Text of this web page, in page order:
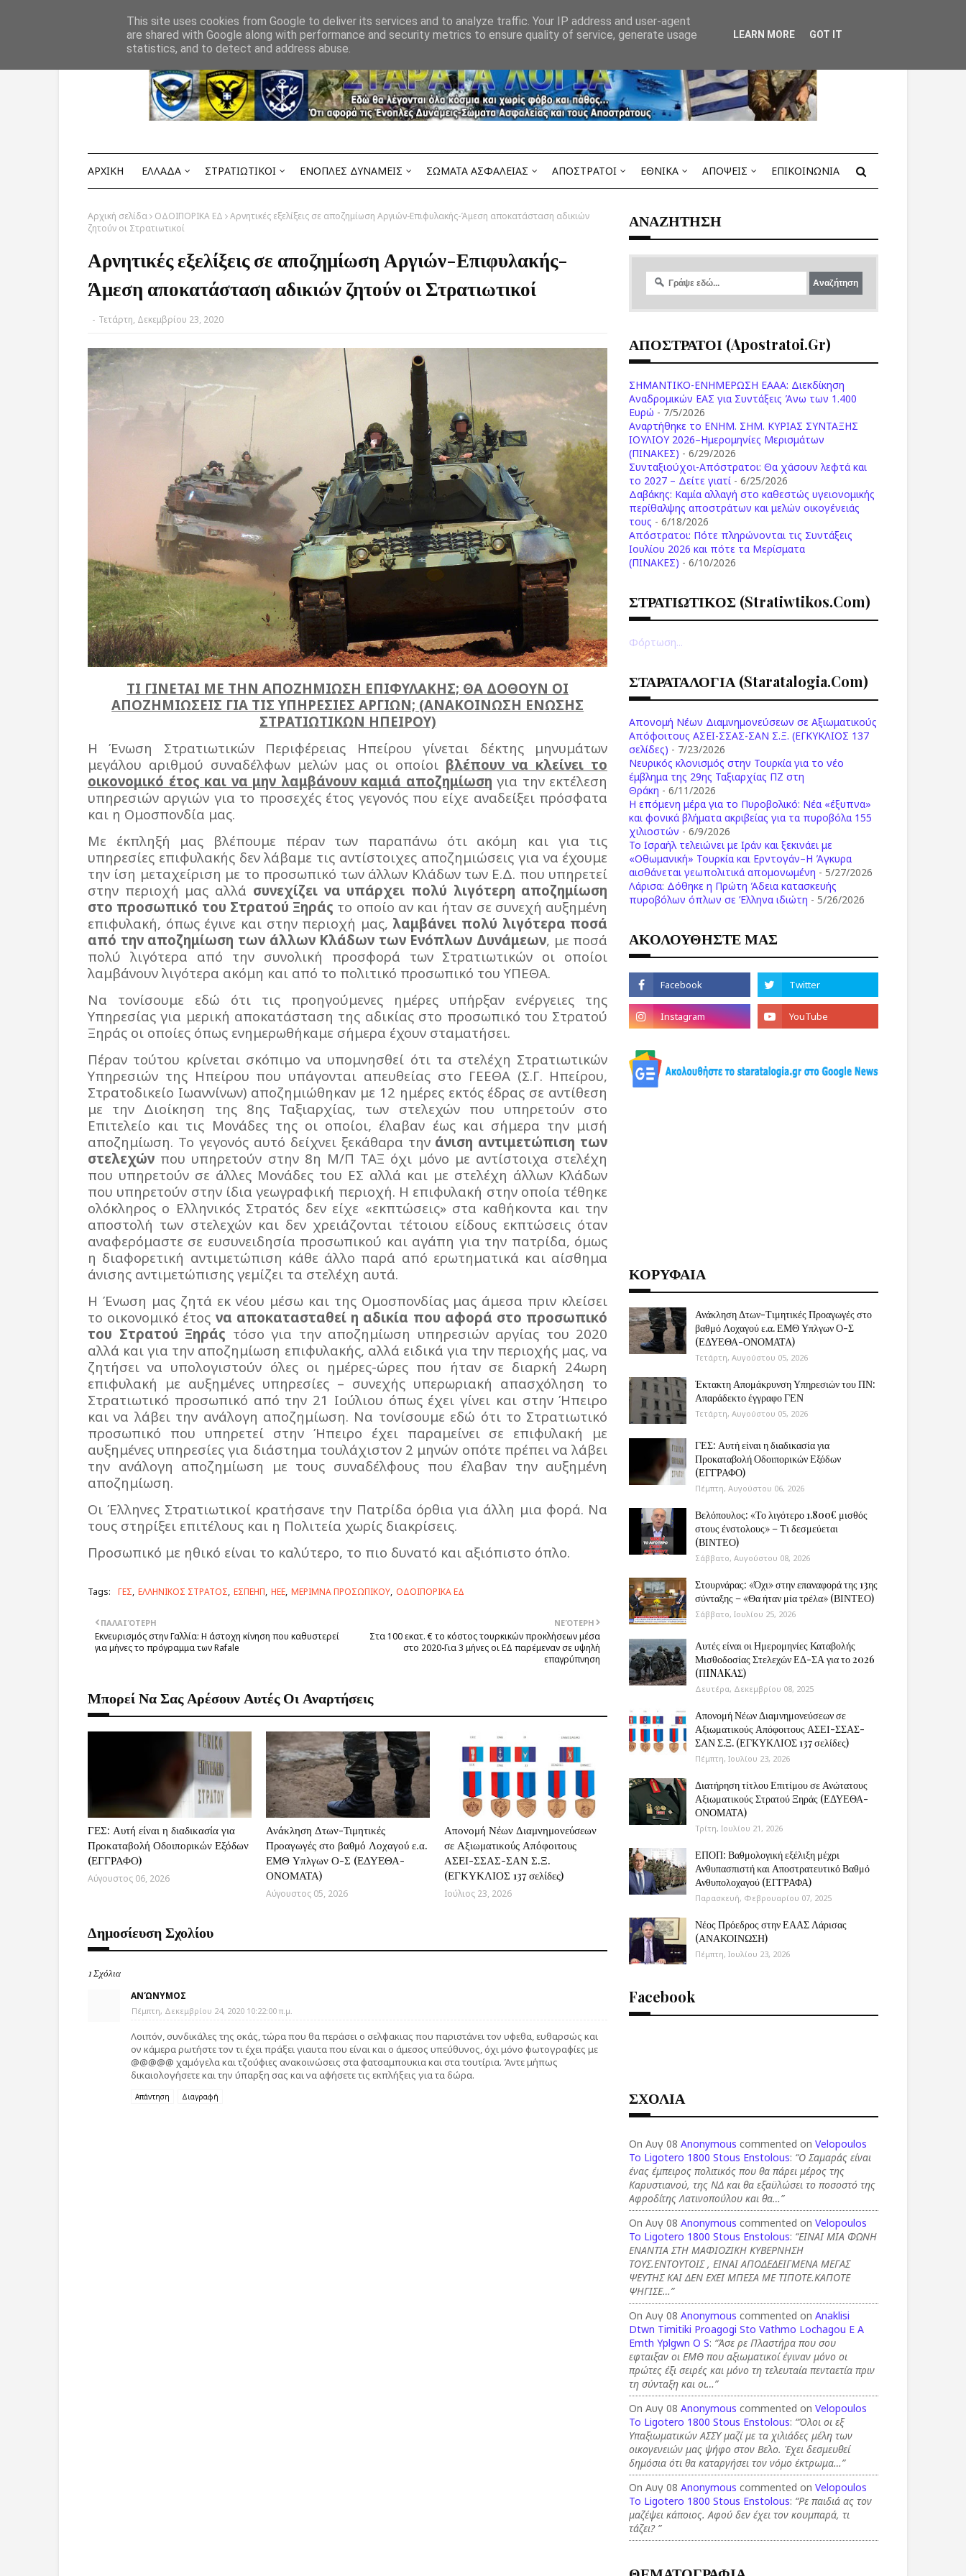
ΑΡΧΙΚΗ ΕΛΛΑΔΑ ΣΤΡΑΤΙΩΤΙΚΟΙ ΕΝΟΠΛΕΣ ΔΥΝΑΜΕΙΣ ΣΩΜΑΤΑ ΑΣΦΑΛΕΙΑΣ ΑΠΟΣΤΡΑΤΟΙ ΕΘΝΙΚΑ ΑΠΟΨΕΙΣ ΕΠΙΚΟΙΝΩΝΙΑ
Αρχική σελίδα ΟΔΟΙΠΟΡΙΚΑ ΕΔ
Αρνητικές εξελίξεις σε αποζημίωση Αργιών-Επιφυλακής-Άμεση αποκατάσταση αδικιών
ζητούν οι Στρατιωτικοί
Αρνητικές εξελίξεις σε αποζημίωση Αργιών-Επιφυλακής-
Άμεση αποκατάσταση αδικιών ζητούν οι Στρατιωτικοί
- Τετάρτη, Δεκεμβρίου 23, 2020
ΤΙ ΓΙΝΕΤΑΙ ΜΕ ΤΗΝ ΑΠΟΖΗΜΙΩΣΗ ΕΠΙΦΥΛΑΚΗΣ; ΘΑ ΔΟΘΟΥΝ ΟΙ
ΑΠΟΖΗΜΙΩΣΕΙΣ ΓΙΑ ΤΙΣ ΥΠΗΡΕΣΙΕΣ ΑΡΓΙΩΝ; (ΑΝΑΚΟΙΝΩΣΗ ΕΝΩΣΗΣ
ΣΤΡΑΤΙΩΤΙΚΩΝ ΗΠΕΙΡΟΥ)
Η Ένωση Στρατιωτικών Περιφέρειας Ηπείρου γίνεται δέκτης μηνυμάτων
μεγάλου αριθμού συναδέλφων μελών μας οι οποίοι βλέπουν να κλείνει το
οικονομικό έτος και να μην λαμβάνουν καμιά αποζημίωση για την εκτέλεση
υπηρεσιών αργιών για το προσεχές έτος γεγονός που είχε αναδείξει πρόσφατα
και η Ομοσπονδία μας.
Με έκπληξή μας βλέπουμε πέραν των παραπάνω ότι ακόμη και για τις
υπηρεσίες επιφυλακής δεν λάβαμε τις αντίστοιχες αποζημιώσεις για να έχουμε
την ίση μεταχείριση με το προσωπικό των άλλων Κλάδων των Ε.Δ. που υπηρετεί
στην περιοχή μας αλλά συνεχίζει να υπάρχει πολύ λιγότερη αποζημίωση
στο προσωπικό του Στρατού Ξηράς το οποίο αν και ήταν σε συνεχή αυξημένη
επιφυλακή, όπως έγινε και στην περιοχή μας, λαμβάνει πολύ λιγότερα ποσά
από την αποζημίωση των άλλων Κλάδων των Ενόπλων Δυνάμεων, με ποσά
πολύ λιγότερα από την συνολική προσφορά των Στρατιωτικών οι οποίοι
λαμβάνουν λιγότερα ακόμη και από το πολιτικό προσωπικό του ΥΠΕΘΑ.
Να τονίσουμε εδώ ότι τις προηγούμενες ημέρες υπήρξαν ενέργειες της
Υπηρεσίας για μερική αποκατάσταση της αδικίας στο προσωπικό του Στρατού
Ξηράς οι οποίες όπως ενημερωθήκαμε σήμερα έχουν σταματήσει.
Πέραν τούτου κρίνεται σκόπιμο να υπομνησθεί ότι τα στελέχη Στρατιωτικών
Υπηρεσιών της Ηπείρου που υπάγονται απευθείας στο ΓΕΕΘΑ (Σ.Γ. Ηπείρου,
Στρατοδικείο Ιωαννίνων) αποζημιώθηκαν με 12 ημέρες εκτός έδρας σε αντίθεση
με την Διοίκηση της 8ης Ταξιαρχίας, των στελεχών που υπηρετούν στο
Επιτελείο και τις Μονάδες της οι οποίοι, έλαβαν έως και σήμερα την μισή
αποζημίωση. Το γεγονός αυτό δείχνει ξεκάθαρα την άνιση αντιμετώπιση των
στελεχών που υπηρετούν στην 8η Μ/Π ΤΑΞ όχι μόνο με αντίστοιχα στελέχη
που υπηρετούν σε άλλες Μονάδες του ΕΣ αλλά και με στελέχη άλλων Κλάδων
που υπηρετούν στην ίδια γεωγραφική περιοχή. Η επιφυλακή στην οποία τέθηκε
ολόκληρος ο Ελληνικός Στρατός δεν είχε «εκπτώσεις» στα καθήκοντα και την
αποστολή των στελεχών και δεν χρειάζονται τέτοιου είδους εκπτώσεις όταν
αναφερόμαστε σε ευσυνειδησία προσωπικού και αγάπη για την πατρίδα, όμως
η διαφορετική αντιμετώπιση κάθε άλλο παρά από ερωτηματικά και αίσθημα
άνισης αντιμετώπισης γεμίζει τα στελέχη αυτά.
H Ένωση μας ζητά εκ νέου μέσω και της Ομοσπονδίας μας άμεσα πριν κλείσει
το οικονομικό έτος να αποκατασταθεί η αδικία που αφορά στο προσωπικό
του Στρατού Ξηράς τόσο για την αποζημίωση υπηρεσιών αργίας του 2020
αλλά και για την αποζημίωση επιφυλακής, αλλά ειδικά για την περιοχής μας, να
ζητήσει να υπολογιστούν όλες οι ημέρες-ώρες που ήταν σε διαρκή 24ωρη
επιφυλακή με αυξημένες υπηρεσίες – συνεχής υπερωριακή απασχόληση το
Στρατιωτικό προσωπικό από την 21 Ιούλιου όπως έχει γίνει και στην Ήπειρο
και να λάβει την ανάλογη αποζημίωση. Να τονίσουμε εδώ ότι το Στρατιωτικό
προσωπικό που υπηρετεί στην Ήπειρο έχει παραμείνει σε επιφυλακή με
αυξημένες υπηρεσίες για διάστημα τουλάχιστον 2 μηνών οπότε πρέπει να λάβει
την ανάλογη αποζημίωση με τους συναδέλφους που έλαβαν την αυξημένη
αποζημίωση.
Οι Έλληνες Στρατιωτικοί κρατήσανε την Πατρίδα όρθια για άλλη μια φορά. Να
τους στηρίξει επιτέλους και η Πολιτεία χωρίς διακρίσεις.
Προσωπικό με ηθικό είναι το καλύτερο, το πιο δυνατό και αξιόπιστο όπλο.
Tags: ΓΕΣ ΕΛΛΗΝΙΚΟΣ ΣΤΡΑΤΟΣ ΕΣΠΕΗΠ ΗΕΕ ΜΕΡΙΜΝΑ ΠΡΟΣΩΠΙΚΟΥ ΟΔΟΙΠΟΡΙΚΑ ΕΔ
ΝΕΌΤΕΡΗ
Στα 100 εκατ. € το κόστος τουρκικών προκλήσεων μέσα
στο 2020-Για 3 μήνες οι ΕΔ παρέμεναν σε υψηλή
επαγρύπνηση
ΠΑΛΑΙΌΤΕΡΗ
Εκνευρισμός στην Γαλλία: Η άστοχη κίνηση που καθυστερεί
για μήνες το πρόγραμμα των Rafale
Μπορεί Να Σας Αρέσουν Αυτές Οι Αναρτήσεις
ΓΕΣ: Αυτή είναι η διαδικασία για
Προκαταβολή Οδοιπορικών Εξόδων
(ΕΓΓΡΑΦΟ)
Αύγουστος 06, 2026
Ανάκληση Δτων-Τιμητικές
Προαγωγές στο βαθμό Λοχαγού ε.α.
ΕΜΘ Υπλγων Ο-Σ (ΕΔΥΕΘΑ-
ΟΝΟΜΑΤΑ)
Αύγουστος 05, 2026
Απονομή Νέων Διαμνημονεύσεων
σε Αξιωματικούς Απόφοιτους
ΑΣΕΙ-ΣΣΑΣ-ΣΑΝ Σ.Ξ.
(ΕΓΚΥΚΛΙΟΣ 137 σελίδες)
Ιούλιος 23, 2026
Δημοσίευση Σχολίου
1 Σχόλια
ΑΝΏΝΥΜΟΣ
Πέμπτη, Δεκεμβρίου 24, 2020 10:22:00 π.μ.
Λοιπόν, συνδικάλες της οκάς, τώρα που θα περάσει ο σελφακιας που παριστάνει τον υφεθα, ευθαρσώς και
ον κάμερα ρωτήστε τον τι έχει πράξει γιαυτα που είναι και ο άμεσος υπεύθυνος, όχι μόνο φωτογραφίες με
@@@@@ χαμόγελα και τζούφιες ανακοινώσεις στα φατσαμπουκια και στα τουτίρια. Άντε μήπως
δικαιολογήσετε και την ύπαρξη σας και να αφήσετε τις εκπλήξεις για τα δώρα.
Απάντηση Διαγραφή
ΑΝΑΖΗΤΗΣΗ
ΑΠΟΣΤΡΑΤΟΙ (apostratoi.gr)
ΣΗΜΑΝΤΙΚΟ-ΕΝΗΜΕΡΩΣΗ ΕΑΑΑ: Διεκδίκηση
Αναδρομικών ΕΑΣ για Συντάξεις Άνω των 1.400
Ευρώ - 7/5/2026
Aναρτήθηκε το ENHM. ΣΗΜ. ΚΥΡΙΑΣ ΣΥΝΤΑΞΗΣ
ΙΟΥΛΙΟΥ 2026–Ημερομηνίες Μερισμάτων
(ΠΙΝΑΚΕΣ) - 6/29/2026
Συνταξιούχοι-Απόστρατοι: Θα χάσουν λεφτά και
το 2027 – Δείτε γιατί - 6/25/2026
Δαβάκης: Καμία αλλαγή στο καθεστώς υγειονομικής
περίθαλψης αποστράτων και μελών οικογένειάς
τους - 6/18/2026
Aπόστρατοι: Πότε πληρώνονται τις Συντάξεις
Ιουλίου 2026 και πότε τα Μερίσματα
(ΠΙΝΑΚΕΣ) - 6/10/2026
ΣΤΡΑΤΙΩΤΙΚΟΣ (stratiwtikos.com)
Φόρτωση...
ΣΤΑΡΑΤΑΛΟΓΙΑ (staratalogia.com)
Απονομή Νέων Διαμνημονεύσεων σε Αξιωματικούς
Απόφοιτους ΑΣΕΙ-ΣΣΑΣ-ΣΑΝ Σ.Ξ. (ΕΓΚΥΚΛΙΟΣ 137
σελίδες) - 7/23/2026
Νευρικός κλονισμός στην Τουρκία για το νέο
έμβλημα της 29ης Ταξιαρχίας ΠΖ στη
Θράκη - 6/11/2026
Η επόμενη μέρα για το Πυροβολικό: Νέα «έξυπνα»
και φονικά βλήματα ακριβείας για τα πυροβόλα 155
χιλιοστών - 6/9/2026
Το Ισραήλ τελειώνει με Ιράν και ξεκινάει με
«Οθωμανική» Τουρκία και Ερντογάν–Η Άγκυρα
αισθάνεται γεωπολιτικά απομονωμένη - 5/27/2026
Λάρισα: Δόθηκε η Πρώτη Άδεια κατασκευής
πυροβόλων όπλων σε Έλληνα ιδιώτη - 5/26/2026
ΑΚΟΛΟΥΘΗΣΤΕ ΜΑΣ
ΚΟΡΥΦΑΙΑ
Ανάκληση Δτων-Τιμητικές Προαγωγές στο
βαθμό Λοχαγού ε.α. ΕΜΘ Υπλγων Ο-Σ
(ΕΔΥΕΘΑ-ΟΝΟΜΑΤΑ)
Τετάρτη, Αυγούστου 05, 2026
Έκτακτη Απομάκρυνση Υπηρεσιών του ΠΝ:
Απαράδεκτο έγγραφο ΓΕΝ
Τετάρτη, Αυγούστου 05, 2026
ΓΕΣ: Αυτή είναι η διαδικασία για
Προκαταβολή Οδοιπορικών Εξόδων
(ΕΓΓΡΑΦΟ)
Πέμπτη, Αυγούστου 06, 2026
Βελόπουλος: «Το λιγότερο 1.800€ μισθός
στους ένστολους» – Τι δεσμεύεται
(ΒΙΝΤΕΟ)
Σάββατο, Αυγούστου 08, 2026
Στουρνάρας: «Όχι» στην επαναφορά της 13ης
σύνταξης – «Θα ήταν μία τρέλα» (ΒΙΝΤΕΟ)
Σάββατο, Ιουλίου 25, 2026
Αυτές είναι οι Ημερομηνίες Καταβολής
Μισθοδοσίας Στελεχών ΕΔ-ΣΑ για το 2026
(ΠINAKAΣ)
Δευτέρα, Δεκεμβρίου 08, 2025
Απονομή Νέων Διαμνημονεύσεων σε
Αξιωματικούς Απόφοιτους ΑΣΕΙ-ΣΣΑΣ-
ΣΑΝ Σ.Ξ. (ΕΓΚΥΚΛΙΟΣ 137 σελίδες)
Πέμπτη, Ιουλίου 23, 2026
Διατήρηση τίτλου Επιτίμου σε Ανώτατους
Αξιωματικούς Στρατού Ξηράς (ΕΔΥΕΘΑ-
ΟΝΟΜΑΤΑ)
Τρίτη, Ιουλίου 21, 2026
ΕΠΟΠ: Βαθμολογική εξέλιξη μέχρι
Ανθυπασπιστή και Αποστρατευτικό Βαθμό
Ανθυπολοχαγού (ΕΓΓΡΑΦΑ)
Παρασκευή, Φεβρουαρίου 07, 2025
Νέος Πρόεδρος στην ΕΑΑΣ Λάρισας
(ΑΝΑΚΟΙΝΩΣΗ)
Πέμπτη, Ιουλίου 23, 2026
Facebook
ΣΧΟΛΙΑ
On Αυγ 08Anonymous commented onVelopoulos
To Ligotero 1800 Stous Enstolous: “Ο Σαμαράς είναι
ένας έμπειρος πολιτικός που θα πάρει μέρος της
Καρυστιανού, της ΝΔ και θα εξαϋλώσει το ποσοστό της
Αφροδίτης Λατινοπούλου και θα…”
On Αυγ 08Anonymous commented onVelopoulos
To Ligotero 1800 Stous Enstolous: “ΕΙΝΑΙ ΜΙΑ ΦΩΝΗ
ΕΝΑΝΤΙΑ ΣΤΗ ΜΑΦΙΟΖΙΚΗ ΚΥΒΕΡΝΗΣΗ
ΤΟΥΣ.ΕΝΤΟΥΤΟΙΣ , ΕΙΝΑΙ ΑΠΟΔΕΔΕΙΓΜΕΝΑ ΜΕΓΑΣ
ΨΕΥΤΗΣ ΚΑΙ ΔΕΝ ΕΧΕΙ ΜΠΕΣΑ ΜΕ ΤΙΠΟΤΕ.ΚΑΠΟΤΕ
ΨΗΓΙΣΕ…”
On Αυγ 08Anonymous commented onAnaklisi
Dtwn Timitiki Proagogi Sto Vathmo Lochagou E A
Emth Yplgwn O S: “Άσε ρε Πλαστήρα που σου
εφταιξαν οι ΕΜΘ που αξιωματικοί έγιναν μόνο οι
πρώτες έξι σειρές και μόνο τη τελευταία πενταετία πριν
τη σύνταξη και οι…”
On Αυγ 08Anonymous commented onVelopoulos
To Ligotero 1800 Stous Enstolous: “Όλοι οι εξ
Υπαξιωματικών ΑΣΣΥ μαζί με τα χιλιάδες μέλη των
οικογενειών μας ψήφο στον Βελο. Έχει δεσμευθεί
δημόσια ότι θα καταργήσει τον νόμο έκτρωμα…”
On Αυγ 08Anonymous commented onVelopoulos
To Ligotero 1800 Stous Enstolous: “Ρε παιδιά ας τον
μαζέψει κάποιος. Αφού δεν έχει τον κουμπαρά, τι
τάζει? ”
This site uses cookies from Google to deliver its services and to analyze traffic. Your IP address and user-agent
are shared with Google along with performance and security metrics to ensure quality of service, generate usage
statistics, and to detect and address abuse.
LEARN MORE GOT IT